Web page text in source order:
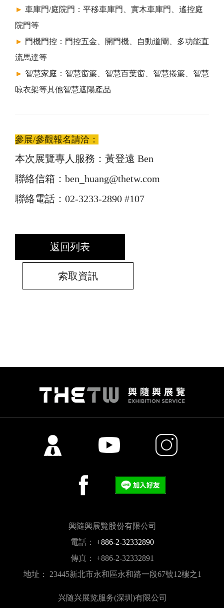
► 車庫門/庭院門：平移車庫門、實木車庫門、遙控庭
院門等
► 門機門控：門控五金、開門機、自動道閘、多功能直
流馬達等
► 智慧家庭：智慧窗簾、智慧百葉窗、智慧捲簾、智慧
晾衣架等其他智慧遮陽產品
參展/參觀報名請洽：
本次展覽專人服務：黃登遠 Ben
聯絡信箱：ben_huang@thetw.com
聯絡電話：02-3233-2890 #107
返回列表
索取資訊
興隨興展覽股份有限公司
電話： +886-2-32332890
傳真： +886-2-32332891
地址： 23445新北市永和區永和路一段67號12樓之1
兴随兴展览服务(深圳)有限公司